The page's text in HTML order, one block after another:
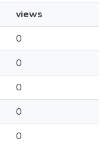
views
0
0
0
0
0